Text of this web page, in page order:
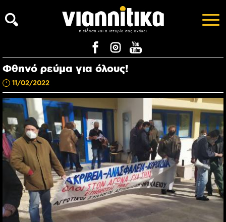
Φθηνό ρεύμα για όλους!
11/02/2022